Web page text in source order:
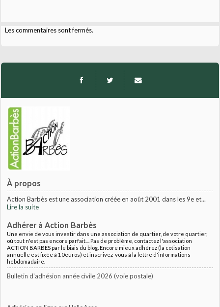
À propos
Action Barbès est une association créée en août 2001 dans les 9e et...
Lire la suite
Adhérer à Action Barbès
Une envie de vous investir dans une association de quartier, de votre quartier,
où tout n'est pas encore parfait.... Pas de problème, contactez l'association
ACTION BARBES par le biais du blog. Encore mieux adhérez (la cotisation
annuelle est fixée à 10euros) et inscrivez-vous à la lettre d'informations
hebdomadaire.
Bulletin d'adhésion année civile 2026 (voie postale)
Les commentaires sont fermés.